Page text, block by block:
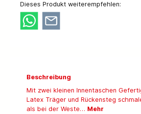
Dieses Produkt weiterempfehlen:
Beschreibung
Mit zwei kleinen Innentaschen
Latex Träger und Rückensteg
als bei der Weste… Mehr